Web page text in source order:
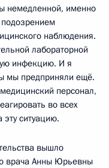
немедленной, именно
наблюдения.
лабораторной
инфекцию. И я
мы предприняли ещё.
персонал,
во всех
ситуацию.
вышло
врача Анны Юрьевны